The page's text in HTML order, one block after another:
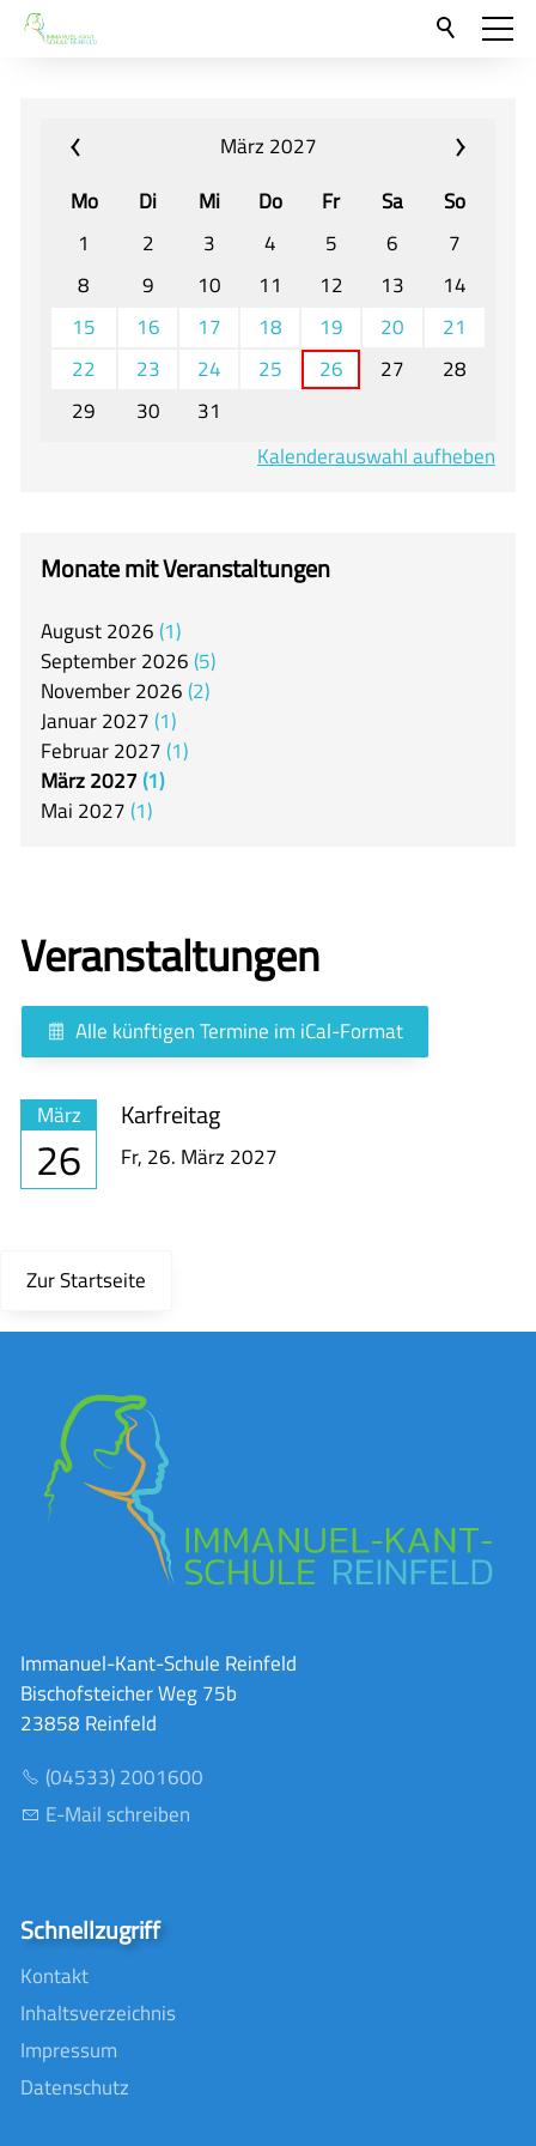
Neu hier?
Für Eltern und Schüler
Willkommen
Veranstaltungen und Termine
Unser Unterricht - Fachcurricula
Unsere Konzepte
Downloads
Unter-, Mittel und Oberstufe
itslearning
Arbeitsgemeinschaften
Mensa
Unsere Schulgemeinschaft
Kontakt
März 2027
Mo
Di Mi Do Fr Sa
So
1
2 3 4 5 6
7
8
9 10 11 12 13
14
15
16 17 18 19 20
21
22
23 24 25 26 27
28
29
30
31
Kalenderauswahl aufheben
Monate mit Veranstaltungen
August2026 1
September2026 5
November2026 2
Januar2027 1
Februar2027 1
März2027 1
Mai 2027 1
Veranstaltungen
Alle künftigen Termine im iCal-Format
März
26
Karfreitag
Fr, 26. März 2027
Zur Startseite
Immanuel-Kant-Schule Reinfeld
Bischofsteicher Weg 75b
23858 Reinfeld
(04533) 2001600
E-Mail schreiben
Schnellzugriff
Kontakt
Inhaltsverzeichnis
Impressum
Datenschutz